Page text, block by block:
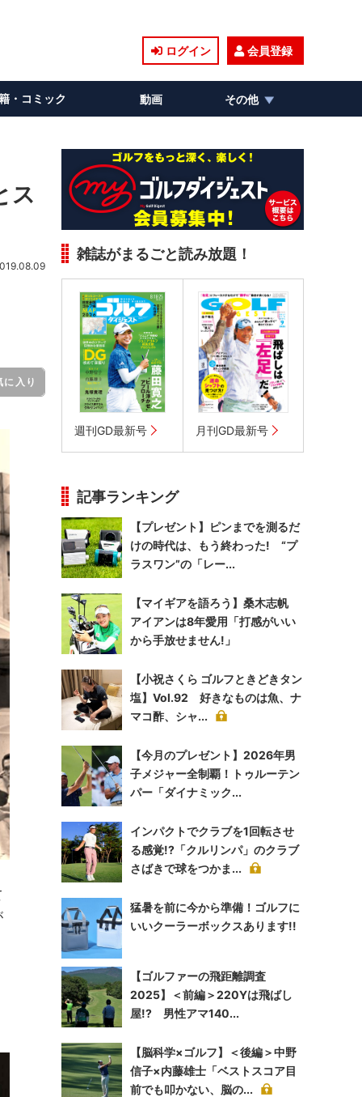
ログイン 会員登録
・コミック 動画 その他
ス
に入り
雑誌がまるごと読み放題！
週刊GD最新号 月刊GD最新号
記事ランキング
【プレゼント】ピンまでを測るだ
けの時代は、もう終わった! “プ
ラスワン”の「レー...
【マイギアを語ろう】桑木志帆
アイアンは8年愛用「打感がいい
から手放せません!」
【小祝さくら ゴルフときどきタン
塩】Vol.92 好きなものは魚、ナ
マコ酢、シャ...
【今月のプレゼント】2026年男
子メジャー全制覇！トゥルーテン
パー「ダイナミック...
インパクトでクラブを1回転させ
る感覚!?「クルリンパ」のクラブ
さばきで球をつかま...
猛暑を前に今から準備！ゴルフに
いいクーラーボックスあります!!
【ゴルファーの飛距離調査
2025】＜前編＞220Yは飛ばし
屋!? 男性アマ140...
【脳科学×ゴルフ】＜後編＞中野
信子×内藤雄士「ベストスコア目
前でも叩かない、脳の...